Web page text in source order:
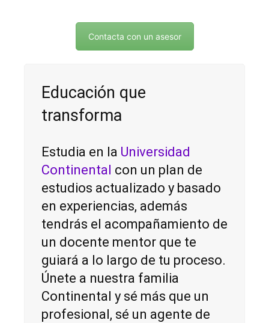
Contacta con un asesor
Educación que
transforma
Estudia en la Universidad
Continental con un plan de
estudios actualizado y basado
en experiencias, además
tendrás el acompañamiento de
un docente mentor que te
guiará a lo largo de tu proceso.
Únete a nuestra familia
Continental y sé más que un
profesional, sé un agente de